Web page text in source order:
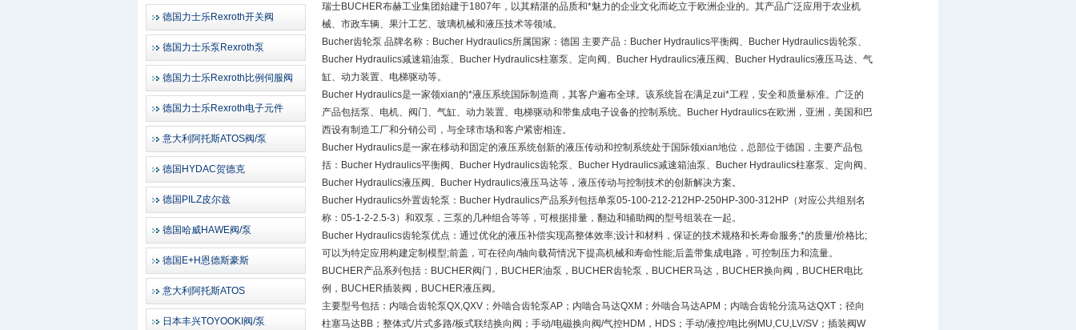
德国力士乐Rexroth开关阀
德国力士乐泵Rexroth泵
德国力士乐Rexroth比例伺服阀
德国力士乐Rexroth电子元件
意大利阿托斯ATOS阀/泵
德国HYDAC贺德克
德国PILZ皮尔兹
德国哈威HAWE阀/泵
德国E+H恩德斯豪斯
意大利阿托斯ATOS
日本丰兴TOYOOKI阀/泵
瑞士BUCHER布赫工业集团始建于1807年，以其精湛的品质和*魅力的企业文化而屹立于欧洲企业的。其产品广泛应用于农业机
械、市政车辆、果汁工艺、玻璃机械和液压技术等领域。
Bucher齿轮泵 品牌名称：Bucher Hydraulics所属国家：德国 主要产品：Bucher Hydraulics平衡阀、Bucher Hydraulics齿轮泵、
Bucher Hydraulics减速箱油泵、Bucher Hydraulics柱塞泵、定向阀、Bucher Hydraulics液压阀、Bucher Hydraulics液压马达、气
缸、动力装置、电梯驱动等。
Bucher Hydraulics是一家领xian的*液压系统国际制造商，其客户遍布全球。该系统旨在满足zui*工程，安全和质量标准。广泛的
产品包括泵、电机、阀门、气缸、动力装置、电梯驱动和带集成电子设备的控制系统。Bucher Hydraulics在欧洲，亚洲，美国和巴
西设有制造工厂和分销公司，与全球市场和客户紧密相连。
Bucher Hydraulics是一家在移动和固定的液压系统创新的液压传动和控制系统处于国际领xian地位，总部位于德国，主要产品包
括：Bucher Hydraulics平衡阀、Bucher Hydraulics齿轮泵、Bucher Hydraulics减速箱油泵、Bucher Hydraulics柱塞泵、定向阀、
Bucher Hydraulics液压阀、Bucher Hydraulics液压马达等，液压传动与控制技术的创新解决方案。
Bucher Hydraulics外置齿轮泵：Bucher Hydraulics产品系列包括单泵05-100-212-212HP-250HP-300-312HP（对应公共组别名
称：05-1-2-2.5-3）和双泵，三泵的几种组合等等，可根据排量，翻边和辅助阀的型号组装在一起。
Bucher Hydraulics齿轮泵优点：通过优化的液压补偿实现高整体效率;设计和材料，保证的技术规格和长寿命服务;*的质量/价格比;
可以为特定应用构建定制模型;前盖，可在径向/轴向载荷情况下提高机械和寿命性能;后盖带集成电路，可控制压力和流量。
BUCHER产品系列包括：BUCHER阀门，BUCHER油泵，BUCHER齿轮泵，BUCHER马达，BUCHER换向阀，BUCHER电比
例，BUCHER插装阀，BUCHER液压阀。
主要型号包括：内啮合齿轮泵QX,QXV；外啮合齿轮泵AP；内啮合马达QXM；外啮合马达APM；内啮合齿轮分流马达QXT；径向
柱塞马达BB；整体式/片式多路/板式联结换向阀；手动/电磁换向阀/气控HDM，HDS；手动/液控/电比例MU,CU,LV/SV；插装阀W